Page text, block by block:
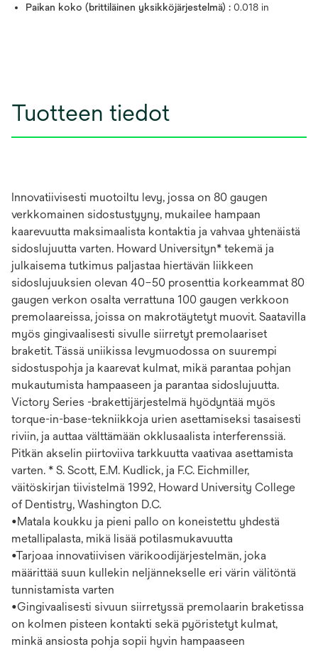
Paikan koko (brittiläinen yksikköjärjestelmä) : 0.018 in
Tuotteen tiedot
Innovatiivisesti muotoiltu levy, jossa on 80 gaugen
verkkomainen sidostustyyny, mukailee hampaan
kaarevuutta maksimaalista kontaktia ja vahvaa yhtenäistä
sidoslujuutta varten. Howard Universityn* tekemä ja
julkaisema tutkimus paljastaa hiertävän liikkeen
sidoslujuuksien olevan 40–50 prosenttia korkeammat 80
gaugen verkon osalta verrattuna 100 gaugen verkkoon
premolaareissa, joissa on makrotäytetyt muovit. Saatavilla
myös gingivaalisesti sivulle siirretyt premolaariset
braketit. Tässä uniikissa levymuodossa on suurempi
sidostuspohja ja kaarevat kulmat, mikä parantaa pohjan
mukautumista hampaaseen ja parantaa sidoslujuutta.
Victory Series -brakettijärjestelmä hyödyntää myös
torque-in-base-tekniikkoja urien asettamiseksi tasaisesti
riviin, ja auttaa välttämään okklusaalista interferenssiä.
Pitkän akselin piirtoviiva tarkkuutta vaativaa asettamista
varten. * S. Scott, E.M. Kudlick, ja F.C. Eichmiller,
väitöskirjan tiivistelmä 1992, Howard University College
of Dentistry, Washington D.C.
•Matala koukku ja pieni pallo on koneistettu yhdestä
metallipalasta, mikä lisää potilasmukavuutta
•Tarjoaa innovatiivisen värikoodijärjestelmän, joka
määrittää suun kullekin neljännekselle eri värin välitöntä
tunnistamista varten
•Gingivaalisesti sivuun siirretyssä premolaarin braketissa
on kolmen pisteen kontakti sekä pyöristetyt kulmat,
minkä ansiosta pohja sopii hyvin hampaaseen